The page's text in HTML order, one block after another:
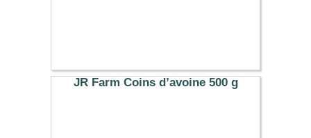
JR Farm Coins d’avoine 500 g